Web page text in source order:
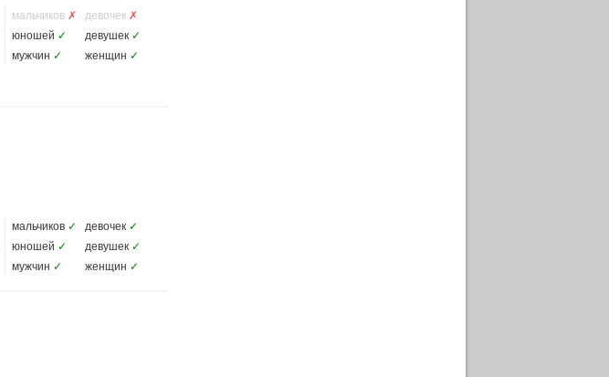
мальчиков ✗ девочек ✗
юношей ✓ девушек ✓
мужчин ✓ женщин ✓
мальчиков ✓ девочек ✓
юношей ✓ девушек ✓
мужчин ✓ женщин ✓